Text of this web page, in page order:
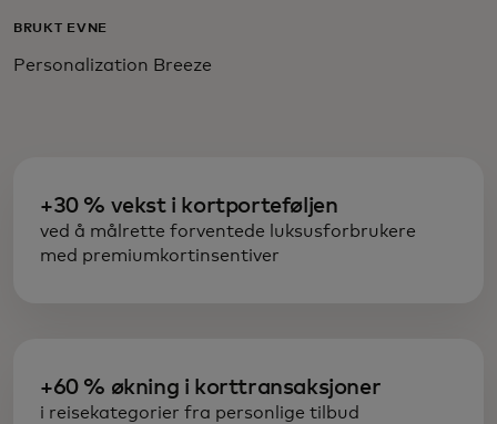
BRUKT EVNE
Personalization Breeze
+30 % vekst i kortporteføljen
ved å målrette forventede luksusforbrukere
med premiumkortinsentiver
+60 % økning i korttransaksjoner
i reisekategorier fra personlige tilbud